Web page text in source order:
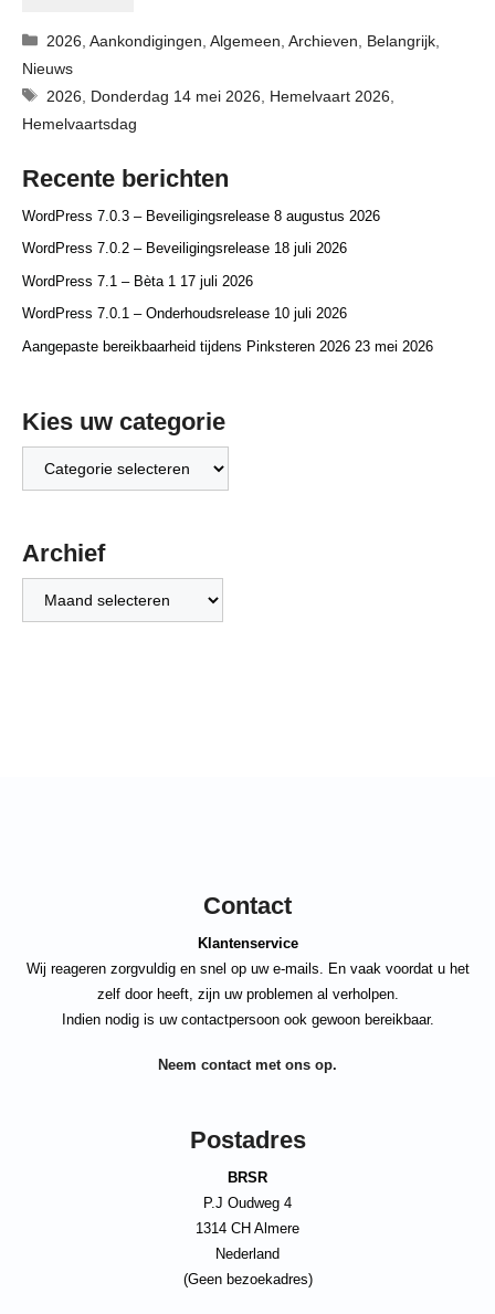
Categorieën
2026 ,Aankondigingen ,Algemeen ,Archieven Belangrijk
Nieuws
Tags
2026 Donderdag 14 mei 2026 Hemelvaart 2026
Hemelvaartsdag
Recente berichten
WordPress 7.0.3 – Beveiligingsrelease 8 augustus 2026
WordPress 7.0.2 – Beveiligingsrelease 18 juli 2026
WordPress 7.1 – Bèta 1 17 juli 2026
WordPress 7.0.1 – Onderhoudsrelease 10 juli 2026
Aangepaste bereikbaarheid tijdens Pinksteren 2026 23 mei 2026
Kies uw categorie
Archief
Contact
Klantenservice
Wij reageren zorgvuldig en snel op uw e-mails. En vaak voordat u het
zelf door heeft, zijn uw problemen al verholpen.
Indien nodig is uw contactpersoon ook gewoon bereikbaar.
Neem contact met ons op.
Postadres
BRSR
P.J Oudweg 4
1314 CH Almere
Nederland
(Geen bezoekadres)